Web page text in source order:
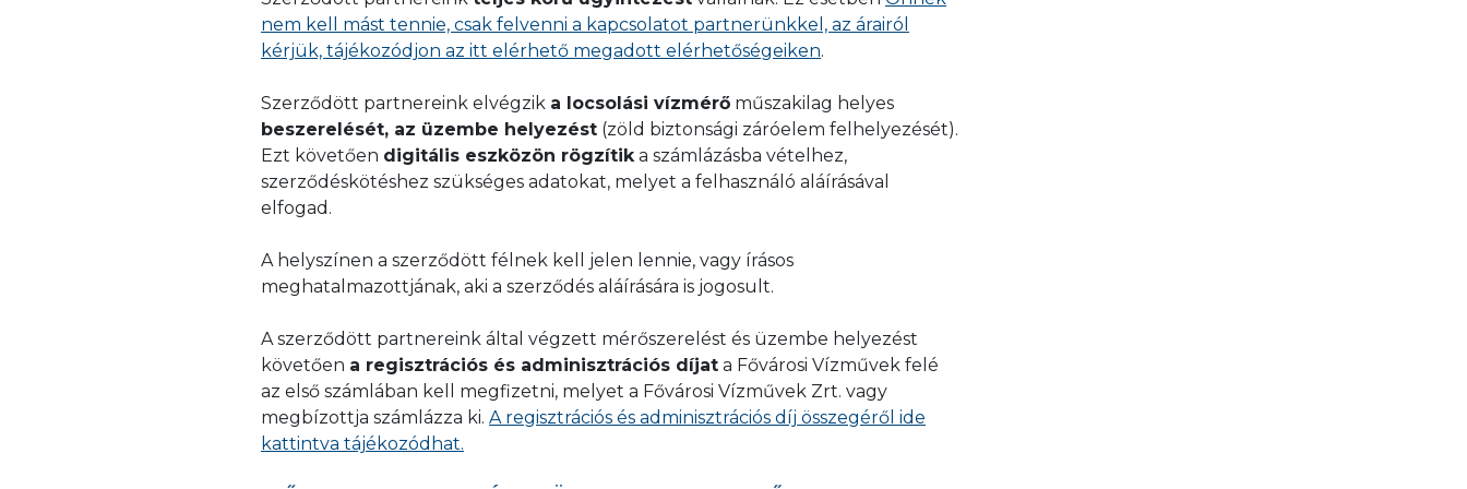
kiadja a hozzájáruló nyilatkozatot a locsolási vízmérő felszereléséhez.
Amennyiben a benyújtott nyomtatvány megfelelő, akkor az FTSZV Kft.
kiadja a hozzájáruló nyilatkozatot a locsolási vízmérő felszereléséhez.
nem kell mást tennie, csak felvenni a kapcsolatot partnerünkkel, az árairól
kérjük, tájékozódjon az itt elérhető megadott elérhetőségeiken.
Szerződött partnereink elvégzik a locsolási vízmérő műszakilag helyes
beszerelését, az üzembe helyezést (zöld biztonsági záróelem felhelyezését).
Ezt követően digitális eszközön rögzítik a számlázásba vételhez,
szerződéskötéshez szükséges adatokat, melyet a felhasználó aláírásával
elfogad.
A helyszínen a szerződött félnek kell jelen lennie, vagy írásos
meghatalmazottjának, aki a szerződés aláírására is jogosult.
A szerződött partnereink által végzett mérőszerelést és üzembe helyezést
követően a regisztrációs és adminisztrációs díjat a Fővárosi Vízművek felé
az első számlában kell megfizetni, melyet a Fővárosi Vízművek Zrt. vagy
megbízottja számlázza ki. A regisztrációs és adminisztrációs díj összegéről ide
kattintva tájékozódhat.